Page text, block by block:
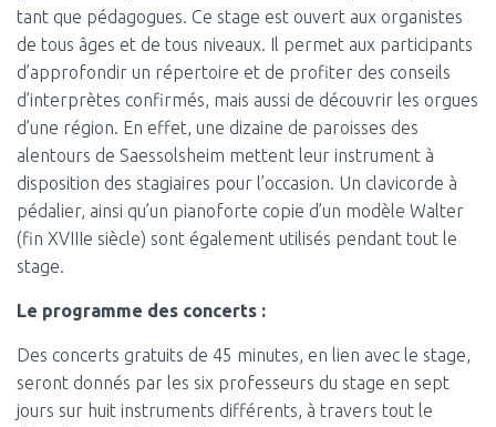
tant que pédagogues. Ce stage est ouvert aux organistes
de tous âges et de tous niveaux. Il permet aux participants
d’approfondir un répertoire et de profiter des conseils
d’interprètes confirmés, mais aussi de découvrir les orgues
d’une région. En effet, une dizaine de paroisses des
alentours de Saessolsheim mettent leur instrument à
disposition des stagiaires pour l’occasion. Un clavicorde à
pédalier, ainsi qu’un pianoforte copie d’un modèle Walter
(fin XVIIIe siècle) sont également utilisés pendant tout le
stage.
Le programme des concerts :
Des concerts gratuits de 45 minutes, en lien avec le stage,
seront donnés par les six professeurs du stage en sept
jours sur huit instruments différents, à travers tout le